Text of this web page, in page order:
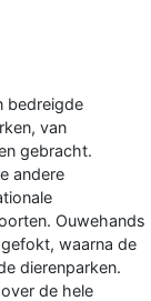
bedreigde
van
gebracht.
andere
Ouwehands
waarna de
dierenparken.
de hele